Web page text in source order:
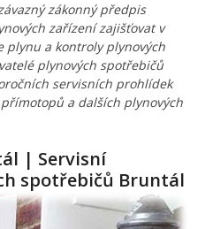
zákonný předpis
zařízení zajišťovat v
plynu a kontroly plynových
plynových spotřebičů
servisních prohlídek
a dalších plynových
| Servisní
spotřebičů Bruntál